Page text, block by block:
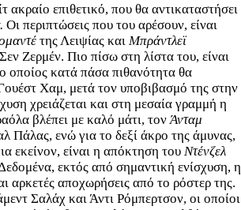
ακραίο επιθετικό, που θα αντικαταστήσει
Οι περιπτώσεις που του αρέσουν, είναι
της Λειψίας και Μπράντλεϊ
Ζερμέν. Πιο πίσω στη λίστα του, είναι
ο οποίος κατά πάσα πιθανότητα θα
Χαμ, μετά τον υποβιβασμό της στην
χρειάζεται και στη μεσαία γραμμή η
βλέπει με καλό μάτι, τονΆνταμ
Πάλας, ενώ για το δεξί άκρο της άμυνας,
εκείνον, είναι η απόκτηση του Ντένζελ
εκτός από σημαντική ενίσχυση, η
αρκετές αποχωρήσεις από το ρόστερ της.
Σαλάχ και Άντι Ρόμπερτσον, οι οποίοι